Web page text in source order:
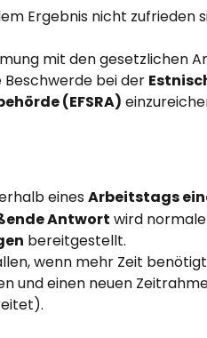
Ergebnis nicht zufrieden
mit den gesetzlichen
Beschwerde bei der
(EFSRA)
eines Arbeitstags
Antwort wird
bereitgestellt.
wenn mehr Zeit
und einen neuen